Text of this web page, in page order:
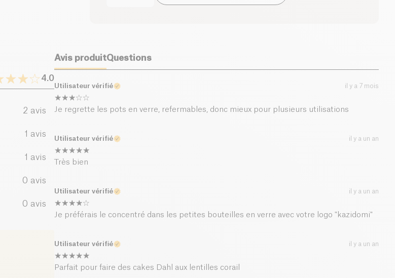
4.0
2 avis
1 avis
1 avis
0 avis
0 avis
Avis produitQuestions
Utilisateur vérifié il y a 7 mois
Je regrette les pots en verre, refermables, donc mieux pour plusieurs utilisations
Utilisateur vérifié il y a un an
Très bien
Utilisateur vérifié il y a un an
Je préférais le concentré dans les petites bouteilles en verre avec votre logo "kazidomi"
Utilisateur vérifié il y a un an
Parfait pour faire des cakes Dahl aux lentilles corail